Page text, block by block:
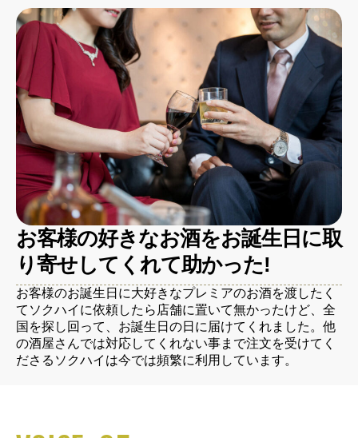
お客様の好きなお酒をお誕生日に取
り寄せしてくれて助かった!
お客様のお誕生日に大好きなプレミアのお酒を渡したく
てソクハイに依頼したら店舗に置いて無かったけど、全
国を探し回って、お誕生日の日に届けてくれました。他
の酒屋さんでは対応してくれない事まで注文を受けてく
ださるソクハイは今では頻繁に利用しています。